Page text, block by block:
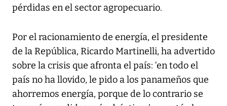
pérdidas en el sector agropecuario.
Por el racionamiento de energía, el presidente
de la República, Ricardo Martinelli, ha advertido
sobre la crisis que afronta el país: ‘en todo el
país no ha llovido, le pido a los panameños que
ahorremos energía, porque de lo contrario se